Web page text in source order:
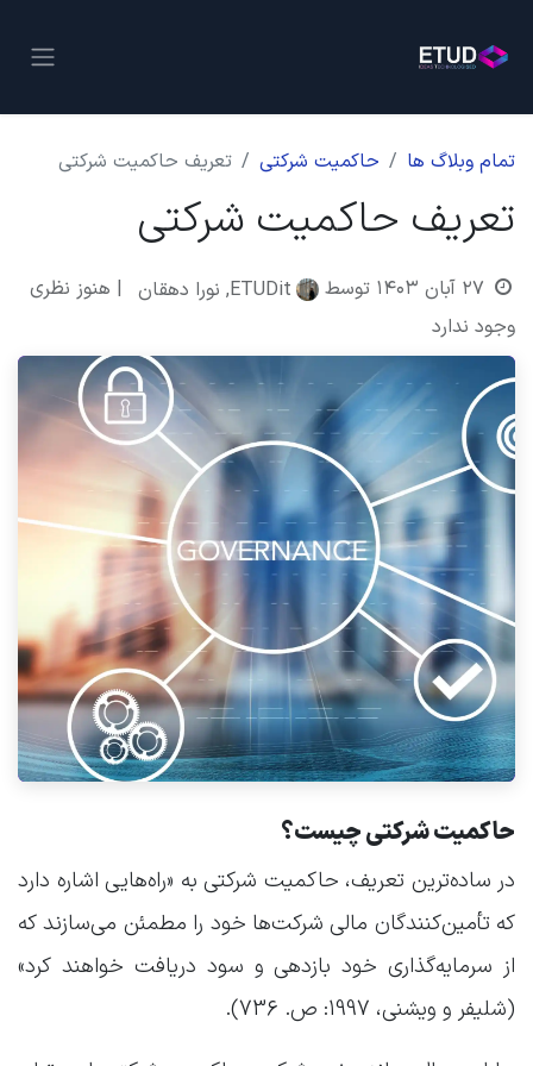
تمام وبلاگ ها حاکمیت شرکتی تعریف حاکمیت شرکتی
تعریف حاکمیت شرکتی
۲۷ آبان ۱۴۰۳ توسط ETUDit, نورا دهقان
| هنوز نظری
وجود ندارد
حاکمیت شرکتی چیست؟
در ساده‌ترین تعریف، حاکمیت شرکتی به «راه‌هایی اشاره دارد
که تأمین‌کنندگان مالی شرکت‌ها خود را مطمئن می‌سازند که
از سرمایه‌گذاری خود بازدهی و سود دریافت خواهند کرد»
(شلیفر و ویشنی، 1997: ص. 736).